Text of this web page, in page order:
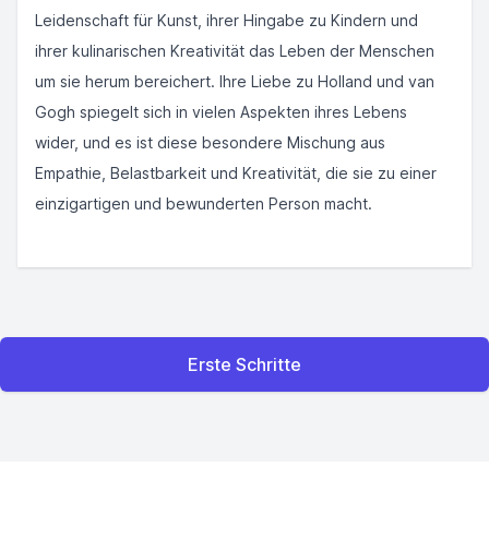
Leidenschaft für Kunst, ihrer Hingabe zu Kindern und
ihrer kulinarischen Kreativität das Leben der Menschen
um sie herum bereichert. Ihre Liebe zu Holland und van
Gogh spiegelt sich in vielen Aspekten ihres Lebens
wider, und es ist diese besondere Mischung aus
Empathie, Belastbarkeit und Kreativität, die sie zu einer
einzigartigen und bewunderten Person macht.
Erste Schritte